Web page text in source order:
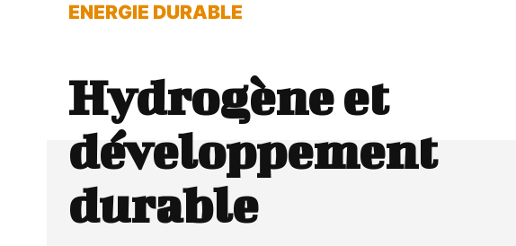
ENERGIE DURABLE
Hydrogène et
développement
durable